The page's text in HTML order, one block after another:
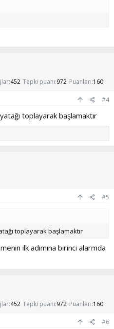
452 Tepki puanı 972 Puanları 160
#4
toplayarak başlamaktır
#5
toplayarak başlamaktır
ilk adımına birinci alarmda
452 Tepki puanı 972 Puanları 160
#6